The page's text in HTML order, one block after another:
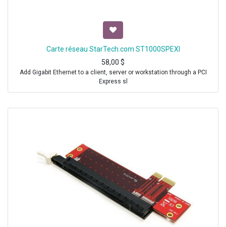
Carte réseau StarTech.com ST1000SPEXI
58,00 $
Add Gigabit Ethernet to a client, server or workstation through a PCI
Express sl